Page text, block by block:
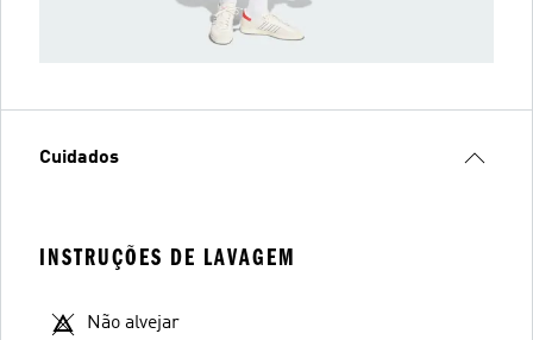
Cuidados
INSTRUÇÕES DE LAVAGEM
Não alvejar